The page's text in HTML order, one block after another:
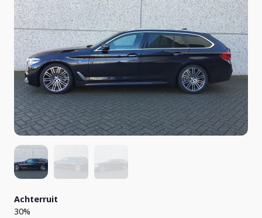
Achterruit
30%